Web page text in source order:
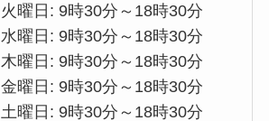
火曜日: 9時30分～18時30分
水曜日: 9時30分～18時30分
木曜日: 9時30分～18時30分
金曜日: 9時30分～18時30分
土曜日: 9時30分～18時30分